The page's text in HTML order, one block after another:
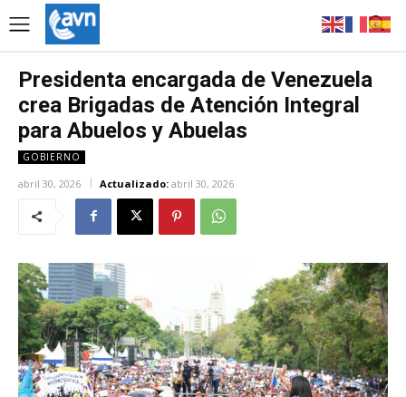
Presidenta encargada de Venezuela
crea Brigadas de Atención Integral
para Abuelos y Abuelas
GOBIERNO
abril 30, 2026 Actualizado: abril 30, 2026